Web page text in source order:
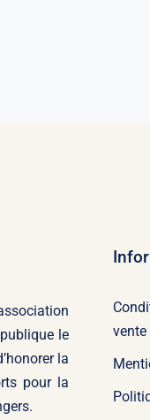
le
la
pour la
vente